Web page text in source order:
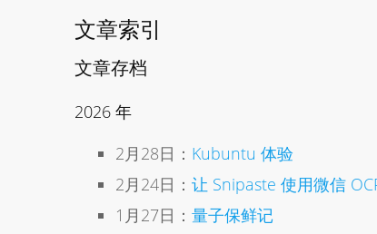
文章索引
文章存档
2026 年
2月28日： Kubuntu 体验
2月24日： 让 Snipaste 使用微信
1月27日： 量子保鲜记